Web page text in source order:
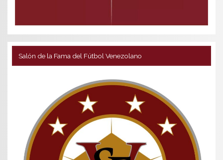
Salón de la Fama del Fútbol Venezolano